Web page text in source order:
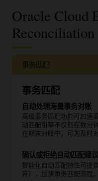
Oracle Cloud
Reconciliation
事务匹配
事务匹配
自动处理海量事务对账
高级事务匹配功能可加速
动匹配引擎不仅能在数分
在期末对账中，可为及时
确认或拒绝自动匹配建议
智能化自动匹配特性可提
弃），加快事务匹配流程。